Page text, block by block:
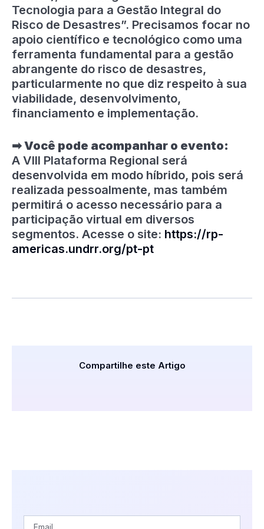
Tecnologia para a Gestão Integral do
Risco de Desastres”. Precisamos focar no
apoio científico e tecnológico como uma
ferramenta fundamental para a gestão
abrangente do risco de desastres,
particularmente no que diz respeito à sua
viabilidade, desenvolvimento,
financiamento e implementação.
➡ Você pode acompanhar o evento:
A VIII Plataforma Regional será
desenvolvida em modo híbrido, pois será
realizada pessoalmente, mas também
permitirá o acesso necessário para a
participação virtual em diversos
segmentos. Acesse o site: https://rp-
americas.undrr.org/pt-pt
Compartilhe este Artigo